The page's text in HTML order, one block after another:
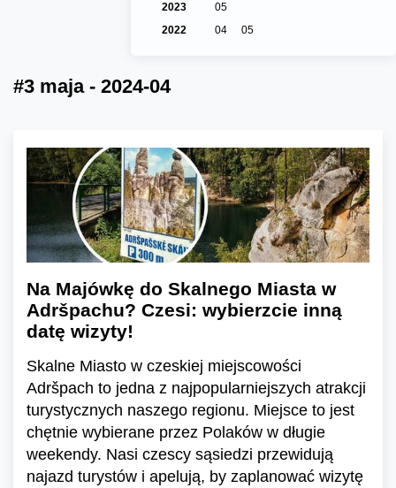
2023
05
2022
04 05
#3 maja - 2024-04
Na Majówkę do Skalnego Miasta w
Adršpachu? Czesi: wybierzcie inną
datę wizyty!
Skalne Miasto w czeskiej miejscowości
Adršpach to jedna z najpopularniejszych atrakcji
turystycznych naszego regionu. Miejsce to jest
chętnie wybierane przez Polaków w długie
weekendy. Nasi czescy sąsiedzi przewidują
najazd turystów i apelują, by zaplanować wizytę